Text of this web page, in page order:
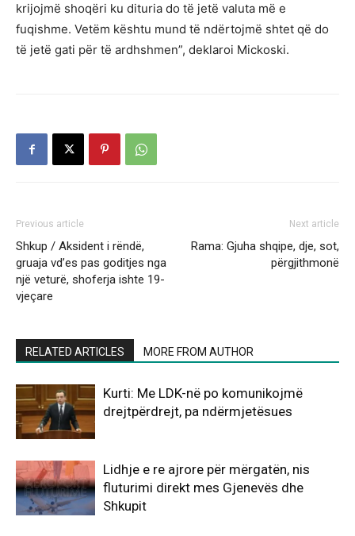
krijojmë shoqëri ku dituria do të jetë valuta më e
fuqishme. Vetëm kështu mund të ndërtojmë shtet që do
të jetë gati për të ardhshmen”, deklaroi Mickoski.
Previous article
Shkup / Aksident i rëndë,
gruaja vd’es pas goditjes nga
një veturë, shoferja ishte 19-
vjeçare
Next article
Rama: Gjuha shqipe, dje, sot,
përgjithmonë
RELATED ARTICLES MORE FROM AUTHOR
Kurti: Me LDK-në po komunikojmë
drejtpërdrejt, pa ndërmjetësues
Lidhje e re ajrore për mërgatën, nis
fluturimi direkt mes Gjenevës dhe
Shkupit